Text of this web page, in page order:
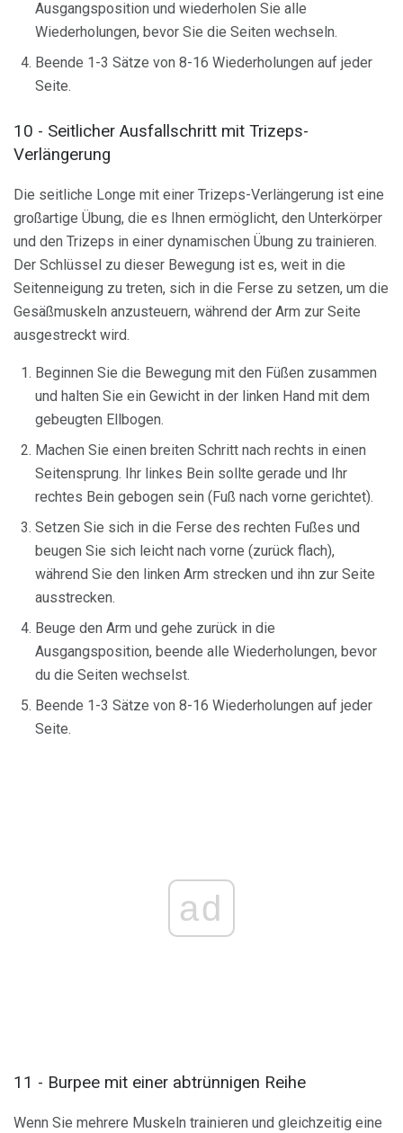
Ausgangsposition und wiederholen Sie alle
Wiederholungen, bevor Sie die Seiten wechseln.
Beende 1-3 Sätze von 8-16 Wiederholungen auf jeder
Seite.
10 - Seitlicher Ausfallschritt mit Trizeps-
Verlängerung
Die seitliche Longe mit einer Trizeps-Verlängerung ist eine
großartige Übung, die es Ihnen ermöglicht, den Unterkörper
und den Trizeps in einer dynamischen Übung zu trainieren.
Der Schlüssel zu dieser Bewegung ist es, weit in die
Seitenneigung zu treten, sich in die Ferse zu setzen, um die
Gesäßmuskeln anzusteuern, während der Arm zur Seite
ausgestreckt wird.
Beginnen Sie die Bewegung mit den Füßen zusammen
und halten Sie ein Gewicht in der linken Hand mit dem
gebeugten Ellbogen.
Machen Sie einen breiten Schritt nach rechts in einen
Seitensprung. Ihr linkes Bein sollte gerade und Ihr
rechtes Bein gebogen sein (Fuß nach vorne gerichtet).
Setzen Sie sich in die Ferse des rechten Fußes und
beugen Sie sich leicht nach vorne (zurück flach),
während Sie den linken Arm strecken und ihn zur Seite
ausstrecken.
Beuge den Arm und gehe zurück in die
Ausgangsposition, beende alle Wiederholungen, bevor
du die Seiten wechselst.
Beende 1-3 Sätze von 8-16 Wiederholungen auf jeder
Seite.
ad
11 - Burpee mit einer abtrünnigen Reihe
Wenn Sie mehrere Muskeln trainieren und gleichzeitig eine